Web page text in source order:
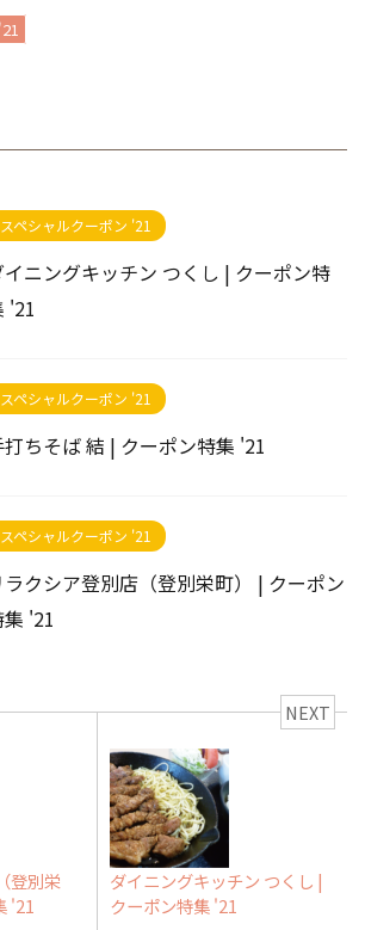
スペシャルクーポン '21
イニングキッチン つくし | クーポン特
'21
スペシャルクーポン '21
打ちそば 結 | クーポン特集 '21
スペシャルクーポン '21
ラクシア登別店（登別栄町） | クーポン
集 '21
登別栄
'21
NEXT
ダイニングキッチン つくし |
クーポン特集 '21